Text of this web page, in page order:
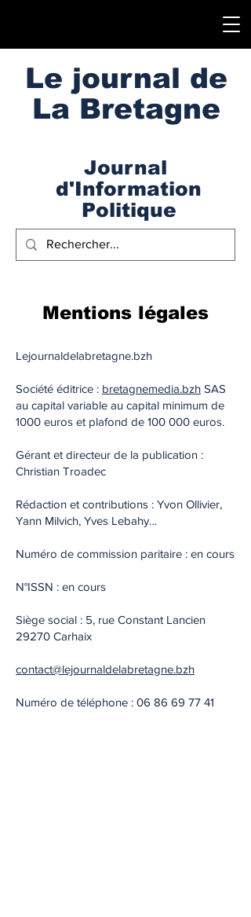
Le journal de
La Bretagne
Journal
d'Information
Politique
Mentions légales
Lejournaldelabretagne.bzh
Société éditrice : bretagnemedia.bzh SAS
au capital variable au capital minimum de
1000 euros et plafond de 100 000 euros.
Gérant et directeur de la publication :
Christian Troadec
Rédaction et contributions : Yvon Ollivier,
Yann Milvich, Yves Lebahy…
Numéro de commission paritaire : en cours
N°ISSN : en cours
Siège social : 5, rue Constant Lancien
29270 Carhaix
contact@lejournaldelabretagne.bzh
Numéro de téléphone : 06 86 69 77 41